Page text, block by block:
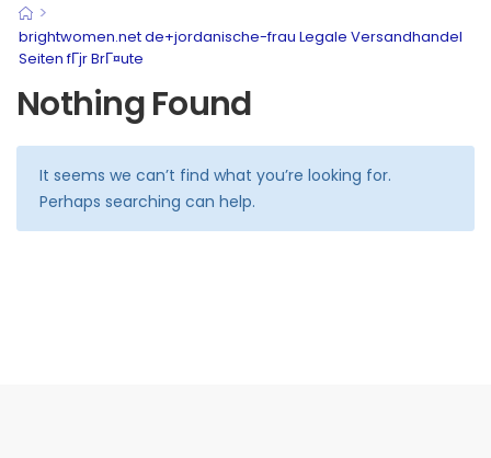
>
brightwomen.net de+jordanische-frau Legale Versandhandel
Seiten fГјr BrГ¤ute
Nothing Found
It seems we can’t find what you’re looking for.
Perhaps searching can help.